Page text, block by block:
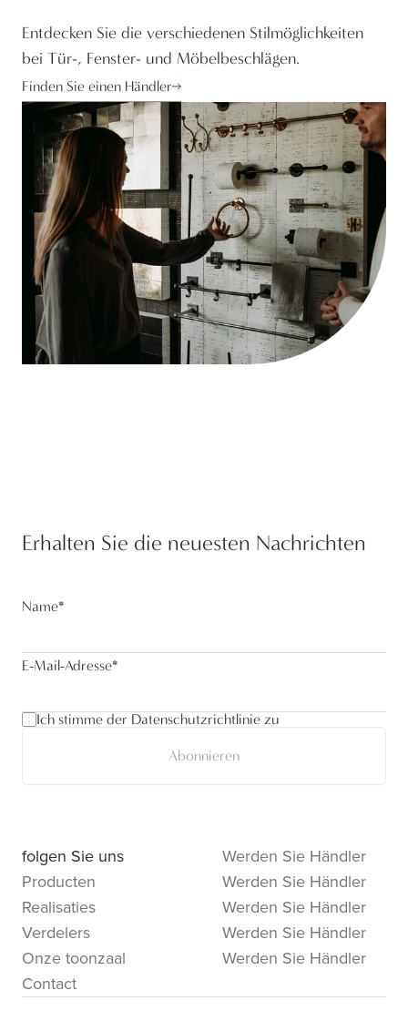
Entdecken Sie die verschiedenen Stilmöglichkeiten
bei Tür-, Fenster- und Möbelbeschlägen.
Finden Sie einen Händler
Erhalten Sie die neuesten Nachrichten
Name*
E-Mail-Adresse*
Ich stimme der Datenschutzrichtlinie zu
Abonnieren
folgen Sie uns
Producten
Realisaties
Verdelers
Onze toonzaal
Contact
Werden Sie Händler
Werden Sie Händler
Werden Sie Händler
Werden Sie Händler
Werden Sie Händler